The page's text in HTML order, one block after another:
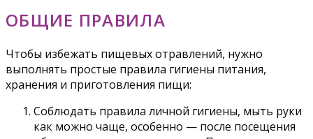
ОБЩИЕ ПРАВИЛА
Чтобы избежать пищевых отравлений, нужно
выполнять простые правила гигиены питания,
хранения и приготовления пищи:
Соблюдать правила личной гигиены, мыть руки
как можно чаще, особенно — после посещения